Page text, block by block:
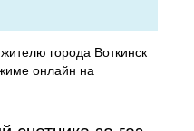
города Воткинск
онлайн на